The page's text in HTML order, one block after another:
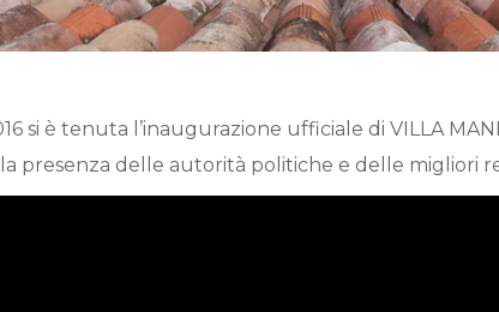
si è tenuta l’inaugurazione ufficiale di VILLA
presenza delle autorità politiche e delle migliori